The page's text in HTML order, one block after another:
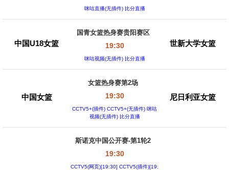
咪咕直播(无插件) 比分直播
中国U18女篮
国青女篮热身赛贵阳赛区
19:30
咪咕视频(无插件) 比分直播
世新大学女篮
中国女篮
女篮热身赛第2场
19:30
CCTV5+(插件) CCTV5+(无插件) 咪咕
视频(无插件) 比分直播
尼日利亚女篮
斯诺克中国公开赛-第1轮2
19:30
CCTV5(网页)[19:30] CCTV5(插件)[19: